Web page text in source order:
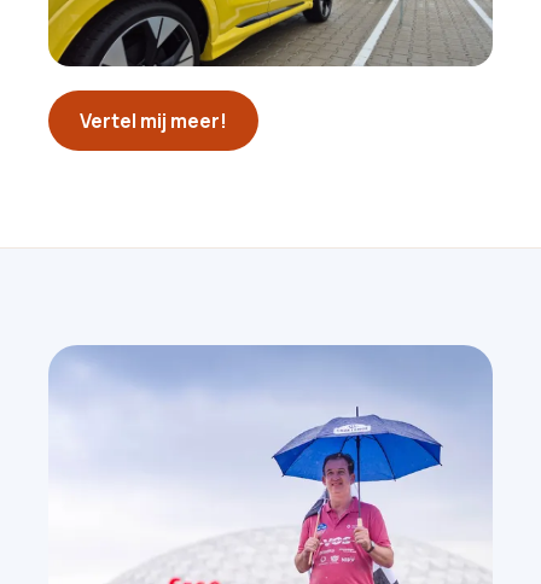
Vertel mij meer!